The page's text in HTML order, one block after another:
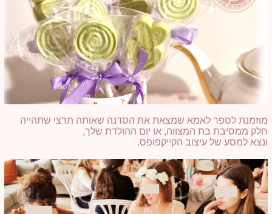
מוזמנת לספר לאמא שמצאת את הסדנה שאותה תרצי שתהייה
חלק ממסיבת בת המצווה, או יום ההולדת שלך,
ונצא למסע של עיצוב הקייקפופס.